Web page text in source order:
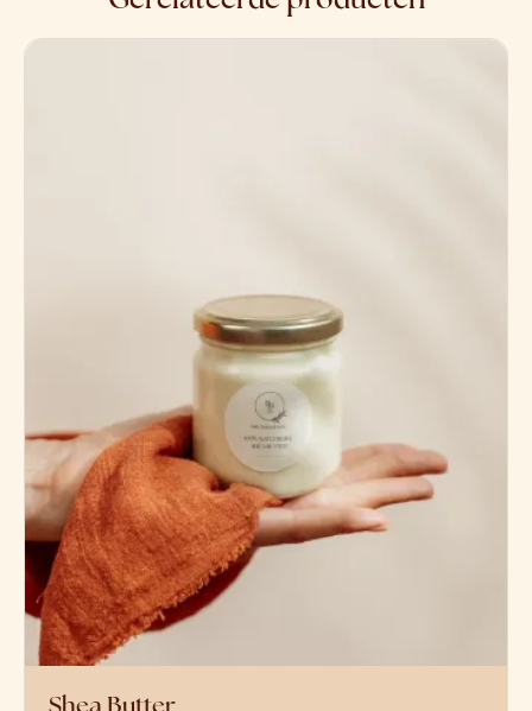
Shea Butter